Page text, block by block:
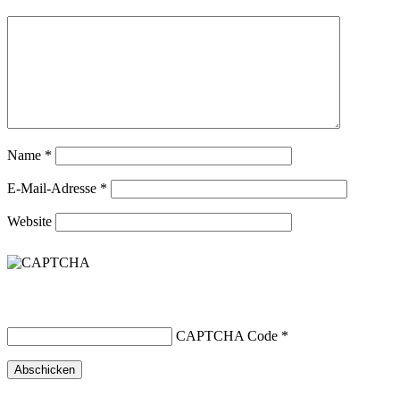
Name *
E-Mail-Adresse *
Website
CAPTCHA Code *